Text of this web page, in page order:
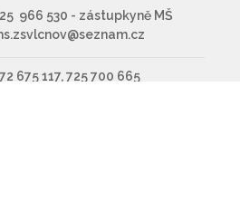
966 530 - zástupkyně MŠ
675 117, 725 700 665